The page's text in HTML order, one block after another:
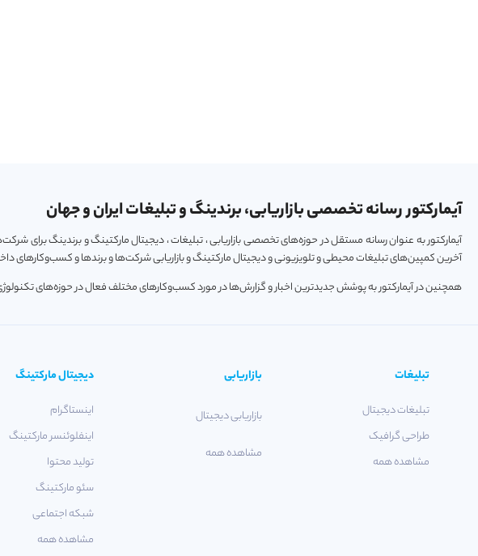
آیمارکتور رسانه تخصصی بازاریابی، برندینگ و تبلیغات ایران و جهان
آیمارکتور به عنوان رسانه مستقل در حوزه‌های تخصصی بازاریابی ، تبلیغات ، دیجیتال مارکتینگ و برندینگ
آخرین کمپین‌های تبلیغات محیطی و تلویزیونی و دیجیتال مارکتینگ و بازاریابی شرکت‌ها و برندها و کسب‌و‌کارهای
همچنین در آیمارکتور به پوشش جدیدترین اخبار و گزارش‌ها در مورد کسب‌و‎کارهای مختلف فعال در حوزه‌های تکنولوژی ، استارتاپ و خودرو پرداخته می‌شود.
تبلیغات
تبلیغات دیجیتال
طراحی گرافیک
مشاهده همه
بازاریابی
بازاریابی دیجیتال
مشاهده همه
دیجیتال مارکتینگ
اینستاگرام
اینفلوئنسر مارکتینگ
تولید محتوا
سئو مارکتینگ
شبکه اجتماعی
مشاهده همه